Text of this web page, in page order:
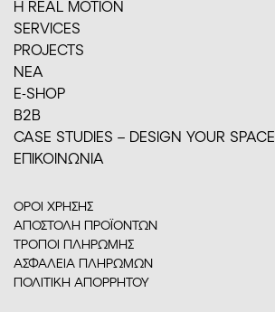
H REAL MOTION
SERVICES
PROJECTS
ΝΕΑ
E-SHOP
Β2Β
CASE STUDIES – DESIGN YOUR SPACE
ΕΠΙΚΟΙΝΩΝΙΑ
ΟΡΟΙ ΧΡΗΣΗΣ
ΑΠΟΣΤΟΛΗ ΠΡΟΪΟΝΤΩΝ
ΤΡΟΠΟΙ ΠΛΗΡΩΜΗΣ
ΑΣΦΑΛΕΙΑ ΠΛΗΡΩΜΩΝ
ΠΟΛΙΤΙΚΗ ΑΠΟΡΡΗΤΟΥ